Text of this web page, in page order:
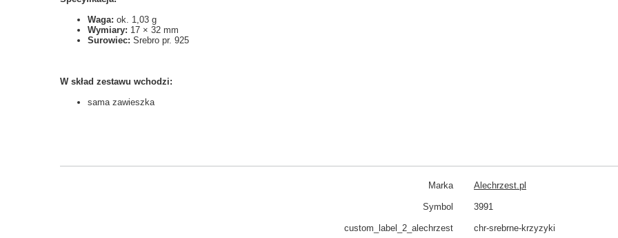
Waga: ok. 1,03 g
Wymiary: 17 × 32 mm
Surowiec: Srebro pr. 925
W skład zestawu wchodzi:
sama zawieszka
Marka Alechrzest.pl
Symbol 3991
custom_​label_​2_alechrzest chr-srebrne-krzyzyki